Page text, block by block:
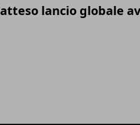
lancio globale